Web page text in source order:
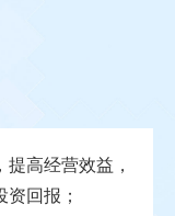
高经营效益，
回报；